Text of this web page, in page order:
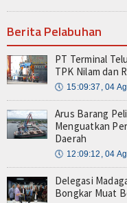
Berita Pelabuhan
PT Terminal
TPK Nilam dan
🕔 15:09:37, 04
Arus Barang
Menguatkan
Daerah
🕔 12:09:12, 04
Delegasi
Bongkar Muat